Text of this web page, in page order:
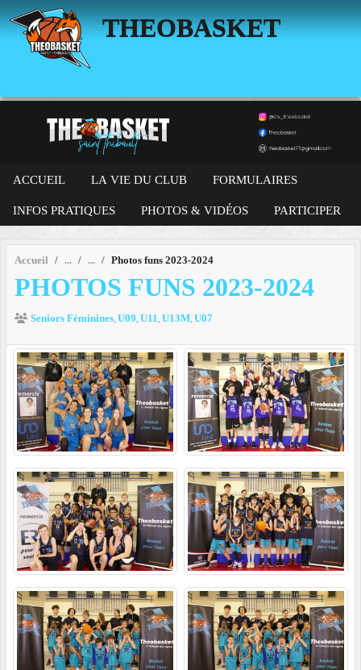
THEOBASKET
ACCUEIL LA VIE DU CLUB FORMULAIRES
INFOS PRATIQUES PHOTOS & VIDÉOS PARTICIPER
Accueil Photos funs 2023-2024
PHOTOS FUNS 2023-2024
Seniors Féminines U09 U11 U13M U07
Panneau de gestion des cookies